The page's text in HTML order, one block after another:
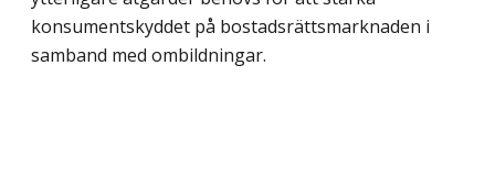
konsumentskyddet på bostadsrättsmarknaden i
samband med ombildningar.